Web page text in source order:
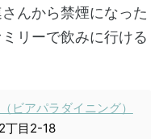
んから禁煙になった
リーで飲みに行ける
ビアパラダイニング）
丁目2-18